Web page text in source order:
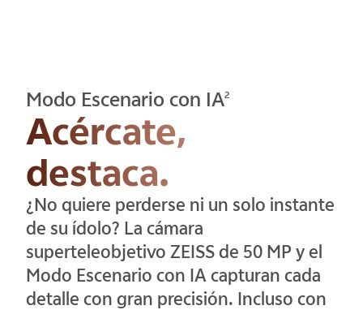
Modo Escenario con IA2
Acércate,
destaca.
¿No quiere perderse ni un solo instante
de su ídolo? La cámara
superteleobjetivo ZEISS de 50 MP y el
Modo Escenario con IA capturan cada
detalle con gran precisión. Incluso con